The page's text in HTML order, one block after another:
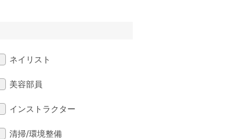
ネイリスト
美容部員
インストラクター
清掃/環境整備